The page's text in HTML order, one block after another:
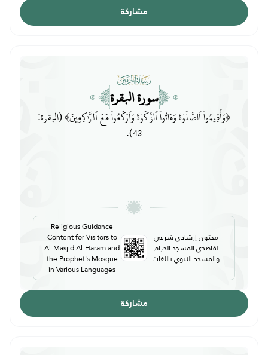
مشاركة
سورة البقرة
﴿وَأَقِيمُواْ ٱلصَّلَوٰةَ وَءَاتُواْ ٱلزَّكَوٰةَ وَٱرۡكَعُواْ مَعَ ٱلرَّٰكِعِينَ﴾ (البقرة:
43).
محتوى إرشادي شرعي
لقاصدي المسجد الحرام
والمسجد النبوي باللغات
Religious Guidance
Content for Visitors to
Al-Masjid Al-Haram and
the Prophet's Mosque
in Various Languages
مشاركة